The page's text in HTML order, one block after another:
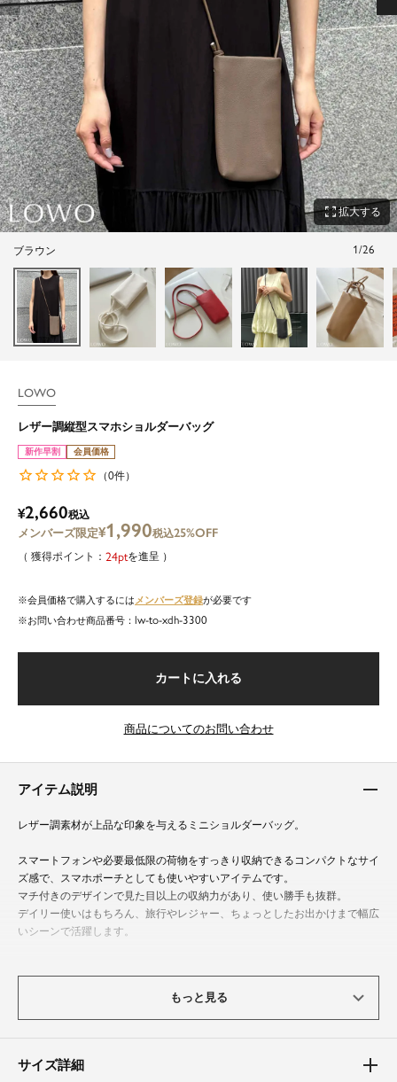
zoom_out_map拡大する
ブラウン 1/26
LOWO
レザー調縦型スマホショルダーバッグ
新作早割 会員価格
（0件）
¥2,660税込
¥1,990税込25%OFF
24 を進呈
会員価格で購入するには メンバーズ登録が必要です
商品番号
lw-to-xdh-3300
カートに入れる
商品についてのお問い合わせ
アイテム説明
レザー調素材が上品な印象を与えるミニショルダーバッグ。
スマートフォンや必要最低限の荷物をすっきり収納できるコンパクトなサイ
ズ感で、スマホポーチとしても使いやすいアイテムです。
マチ付きのデザインで見た目以上の収納力があり、使い勝手も抜群。
デイリー使いはもちろん、旅行やレジャー、ちょっとしたお出かけまで幅広
いシーンで活躍します。
同窓会、演奏会、発表会、結婚式、二次会（2次会）、披露宴
もっと見る
サイズ詳細